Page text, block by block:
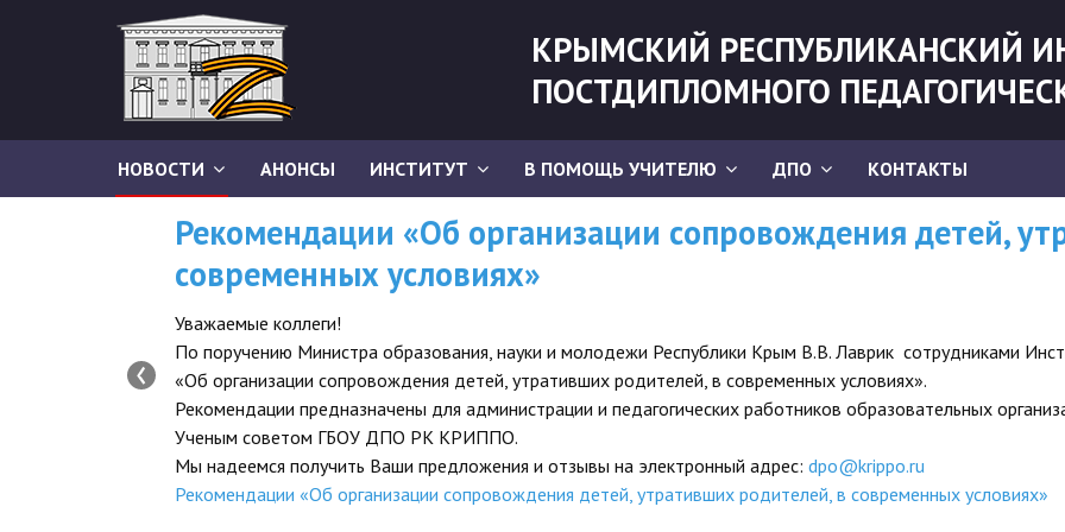
КРЫМСКИЙ РЕСПУБЛИКАНСКИЙ
ПОСТДИПЛОМНОГО
НОВОСТИ АНОНСЫ ИНСТИТУТ В ПОМОЩЬ УЧИТЕЛЮ ДПО КОНТАКТЫ
ВНИМАНИЮ
руководящих и
категорий слушателей»
Перечень ДПП
руководящих и
которые
Рекомендации «Об организации сопровождения детей,
современных условиях»
Уважаемые коллеги!
По поручению Министра образования, науки и молодежи Республики Крым В.В. Лаврик сотрудниками
«Об организации сопровождения детей, утративших родителей, в современных условиях».
Рекомендации предназначены для администрации и педагогических работников образовательных
Ученым советом ГБОУ ДПО РК КРИППО.
Мы надеемся получить Ваши предложения и отзывы на электронный адрес: dpo@krippo.ru
Рекомендации «Об организации сопровождения детей, утративших родителей, в современных условиях»
‹